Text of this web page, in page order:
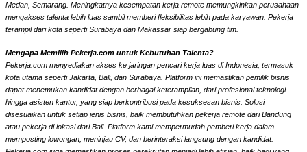
Medan, Semarang. Meningkatnya kesempatan kerja remote memungkinkan perusahaan
mengakses talenta lebih luas sambil memberi fleksibilitas lebih pada karyawan. Pekerja
terampil dari kota seperti Surabaya dan Makassar siap bergabung tim.
Mengapa Memilih Pekerja.com untuk Kebutuhan Talenta?
Pekerja.com menyediakan akses ke jaringan pencari kerja luas di Indonesia, termasuk
kota utama seperti Jakarta, Bali, dan Surabaya. Platform ini memastikan pemilik bisnis
dapat menemukan kandidat dengan berbagai keterampilan, dari profesional teknologi
hingga asisten kantor, yang siap berkontribusi pada kesuksesan bisnis. Solusi
disesuaikan untuk setiap jenis bisnis, baik membutuhkan pekerja remote dari Bandung
atau pekerja di lokasi dari Bali. Platform kami mempermudah pemberi kerja dalam
memposting lowongan, meninjau CV, dan berinteraksi langsung dengan kandidat.